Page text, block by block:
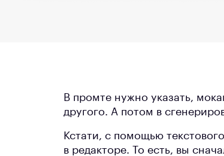
В промте нужно указать,
другого. А потом в
Кстати, с помощью
в редакторе. То есть, вы